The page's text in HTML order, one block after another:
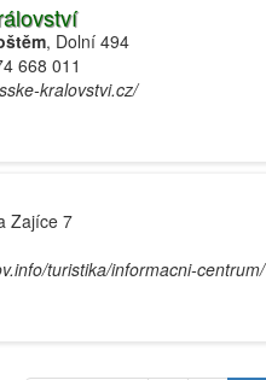
, Dolní 494
668 011
kralovstvi.cz/
Zajíce 7
turistika/informacni-centrum/